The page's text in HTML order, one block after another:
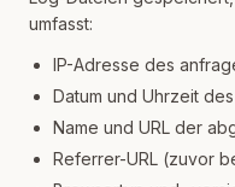
umfasst:
IP-Adresse des
Datum und Uhrzeit
Name und URL der
Referrer-URL (zuvor